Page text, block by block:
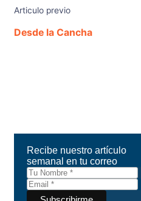
Articulo previo
Desde la Cancha
Recibe nuestro artículo
semanal en tu correo